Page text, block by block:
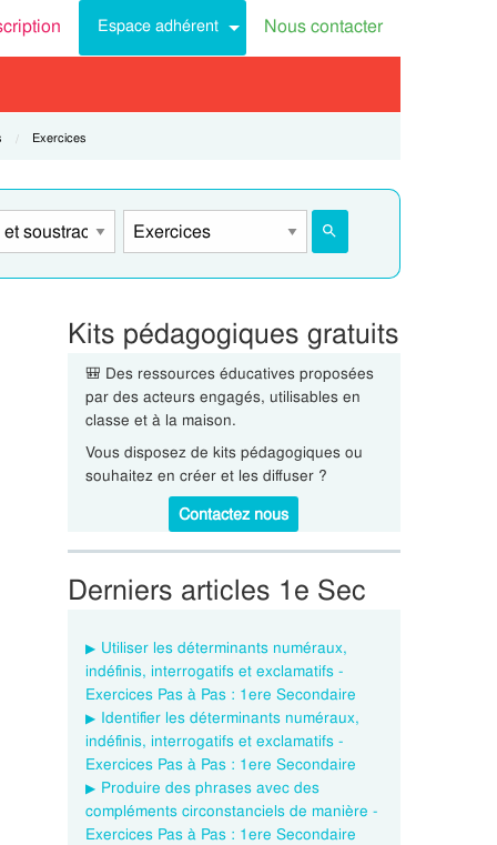
Espace adhérent Nous contacter
Current:
Exercices
Kits pédagogiques gratuits
🎒 Des ressources éducatives proposées
par des acteurs engagés, utilisables en
classe et à la maison.
Vous disposez de kits pédagogiques ou
souhaitez en créer et les diffuser ?
Contactez nous
Derniers articles 1e Sec
Utiliser les déterminants numéraux,
indéfinis, interrogatifs et exclamatifs -
Exercices Pas à Pas : 1ere Secondaire
Identifier les déterminants numéraux,
indéfinis, interrogatifs et exclamatifs -
Exercices Pas à Pas : 1ere Secondaire
Produire des phrases avec des
compléments circonstanciels de manière -
Exercices Pas à Pas : 1ere Secondaire